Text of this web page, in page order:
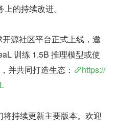
的持续改进。
源社区平台正式上线，邀
训练 1.5B 推理模型或使
并共同打造生态：
https://
持续更新主要版本。欢迎